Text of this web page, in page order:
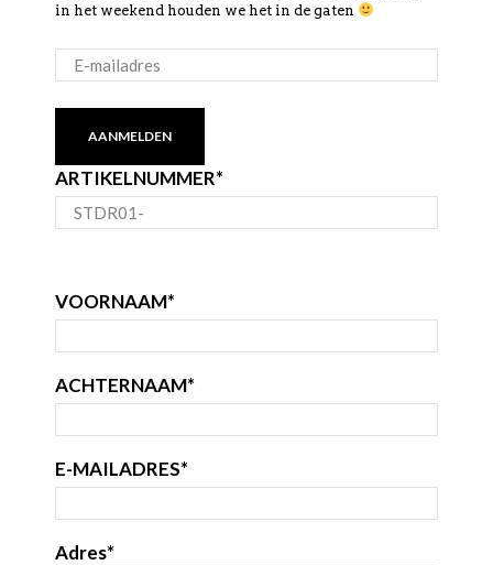
in het weekend houden we het in de gaten
MAILADRES*
AANMELDEN
ARTIKELNUMMER*
VOORNAAM*
ACHTERNAAM*
E-MAILADRES*
Adres*